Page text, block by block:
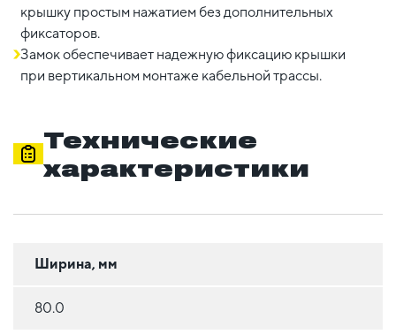
крышку простым нажатием без дополнительных
фиксаторов.
Замок обеспечивает надежную фиксацию крышки
при вертикальном монтаже кабельной трассы.
Технические
характеристики
Ширина, мм
80.0